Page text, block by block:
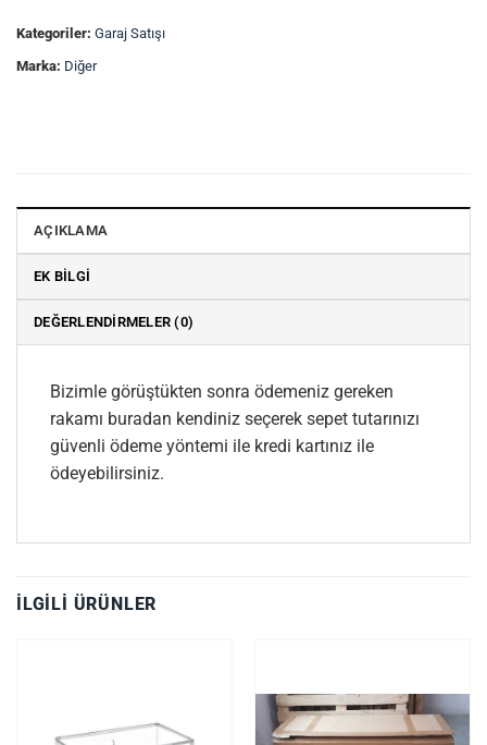
Kategoriler: Garaj Satışı
Marka: Diğer
AÇIKLAMA
EK BILGI
DEĞERLENDIRMELER (0)
Bizimle görüştükten sonra ödemeniz gereken
rakamı buradan kendiniz seçerek sepet tutarınızı
güvenli ödeme yöntemi ile kredi kartınız ile
ödeyebilirsiniz.
İLGILI ÜRÜNLER